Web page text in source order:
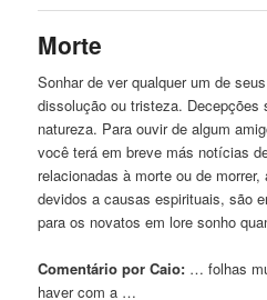
Morte
Sonhar de ver qualquer um de
dissolução ou tristeza. Decepções
natureza. Para ouvir de algum
você terá em breve más notícias
relacionadas à morte ou de
devidos a causas espirituais, são
para os novatos em lore sonho
Comentário por Caio: … folhas
haver com a …